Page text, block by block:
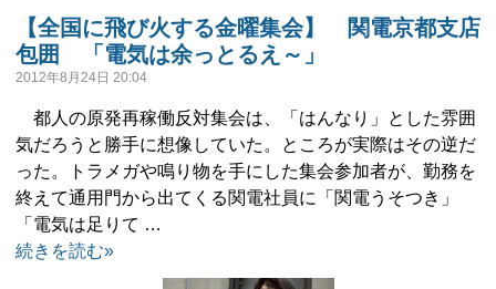
【全国に飛び火する金曜集会】 関電京都支店
包囲 「電気は余っとるえ～」
2012年8月24日 20:04
都人の原発再稼働反対集会は、「はんなり」とした雰囲
気だろうと勝手に想像していた。ところが実際はその逆だ
った。トラメガや鳴り物を手にした集会参加者が、勤務を
終えて通用門から出てくる関電社員に「関電うそつき」
「電気は足りて …
続きを読む»